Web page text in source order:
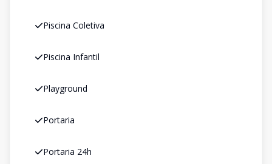
Piscina Coletiva
Piscina Infantil
Playground
Portaria
Portaria 24h